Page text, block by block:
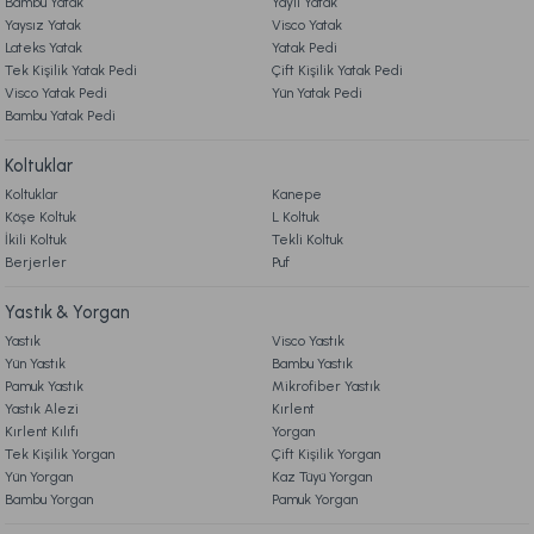
2.899,00 TL
2.699,00 TL
Marietta Kitap Kutu 2'li Standart
999,00 TL
Marietta Cam Düğüm Obje Standart
Yaysız Yatak
Visco Yatak
Lateks Yatak
Yatak Pedi
Tek Kişilik Yatak Pedi
Çift Kişilik Yatak Pedi
Visco Yatak Pedi
Yün Yatak Pedi
Bambu Yatak Pedi
Koltuklar
Koltuklar
Kanepe
Köşe Koltuk
L Koltuk
İkili Koltuk
Tekli Koltuk
Berjerler
Puf
Yastık & Yorgan
Yastık
Visco Yastık
Yün Yastık
Bambu Yastık
Pamuk Yastık
Mikrofiber Yastık
Yastık Alezi
Kırlent
Kırlent Kılıfı
Yorgan
Tek Kişilik Yorgan
Çift Kişilik Yorgan
Yün Yorgan
Kaz Tüyü Yorgan
Bambu Yorgan
Pamuk Yorgan